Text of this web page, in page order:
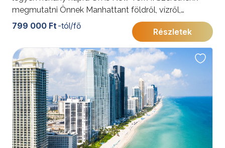
megmutatni Önnek Manhattant földről, vízről,
levegőből! Múzeum, piac és sportesemény,
felhőkarcolók és metró – megannyi képeslap, melyen
saját fényképei köszönnek vissza. Tartson velünk az
izgalmas programon, mely betekintést nyújt a világ
talán legismertebb városának életébe!
További érdekességekért az Amerikai Egyesült
Államokról kattintson ide.
Az elhelyezés Superior/Premium kategóriájú
szállodában történik, Manhattan szívében. A májusi
8.-i és október 9-i időpontban a program magasabb,
799 000 Ft -tól/fő
Részletek